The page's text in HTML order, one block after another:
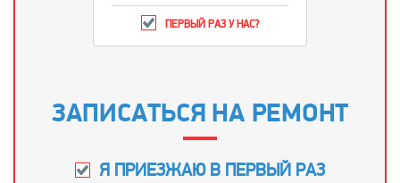
ПЕРВЫЙ РАЗ У НАС?
ЗАПИСАТЬСЯ НА РЕМОНТ
Я ПРИЕЗЖАЮ В ПЕРВЫЙ РАЗ